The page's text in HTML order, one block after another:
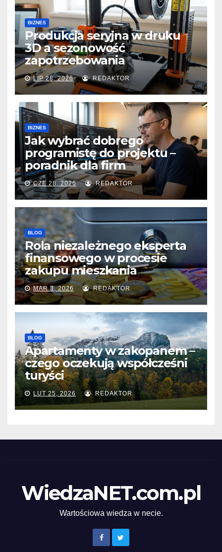
BIZNES
Produkcja seryjna w druku
3D a sezonowość
zapotrzebowania
LIP 28, 2026 REDAKTOR
BIZNES
Jak wybrać dobrego
programistę do projektu –
poradnik dla firm
CZE 28, 2026 REDAKTOR
BLOG
Rola niezależnego eksperta
finansowego w procesie
zakupu mieszkania
MAR 3, 2026 REDAKTOR
BLOG
Apartamenty w zakopanem –
czego oczekują współcześni
turyści
LUT 25, 2026 REDAKTOR
WiedzaNET.com.pl
Wartościowa wiedza w necie.